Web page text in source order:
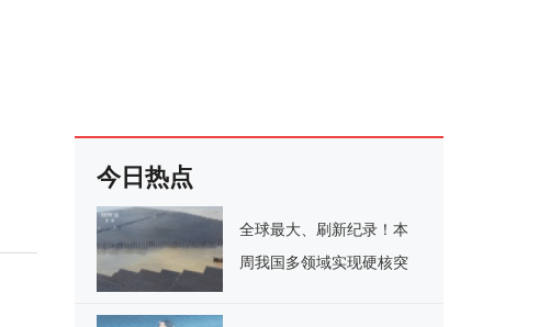
今日热点
全球最大、刷新纪录！本
周我国多领域实现硬核突